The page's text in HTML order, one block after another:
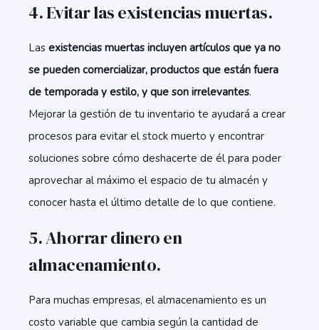
4. Evitar las existencias muertas.
Las existencias muertas incluyen artículos que ya no
se pueden comercializar, productos que están fuera
de temporada y estilo, y que son irrelevantes.
Mejorar la gestión de tu inventario te ayudará a crear
procesos para evitar el stock muerto y encontrar
soluciones sobre cómo deshacerte de él para poder
aprovechar al máximo el espacio de tu almacén y
conocer hasta el último detalle de lo que contiene.
5. Ahorrar dinero en
almacenamiento.
Para muchas empresas, el almacenamiento es un
costo variable que cambia según la cantidad de